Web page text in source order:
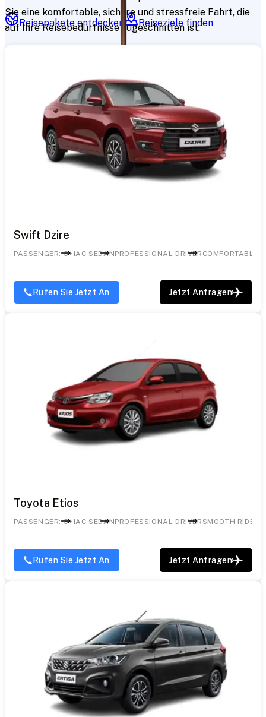
Reisepakete entdecken Reiseziele finden
Sie eine komfortable, sichere und stressfreie Fahrt, die
auf Ihre Reisebedürfnisse zugeschnitten ist.
Swift Dzire
PASSENGER: 3+1AC SEDANPROFESSIONAL DRIVER COMFORTABLE
Rufen Sie Jetzt An Jetzt Anfragen
Toyota Etios
PASSENGER: 3+1AC SEDANPROFESSIONAL DRIVER SMOOTH RIDE
Rufen Sie Jetzt An Jetzt Anfragen